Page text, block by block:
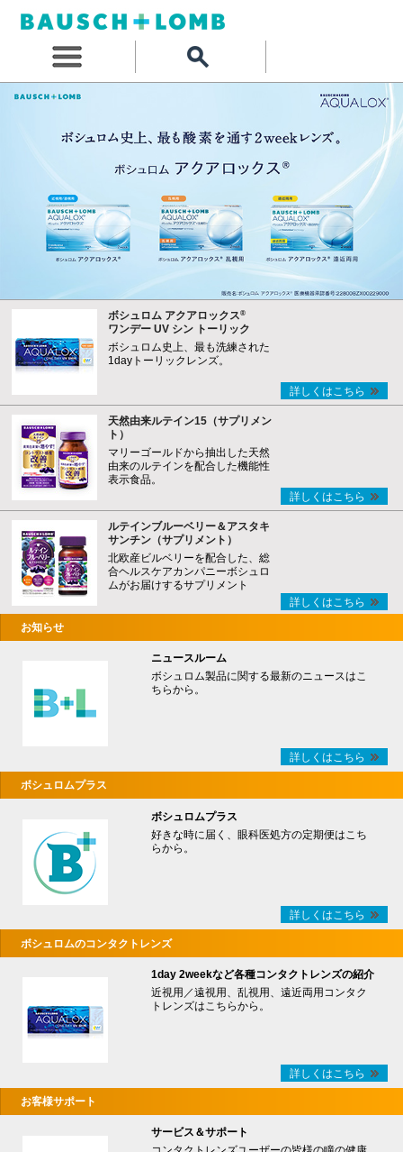
ボシュロム アクアロックス®
ワンデー UV シン トーリック
ボシュロム史上、最も洗練された
1dayトーリックレンズ。
詳しくはこちら
天然由来ルテイン15（サプリメン
ト）
マリーゴールドから抽出した天然
由来のルテインを配合した機能性
表示食品。
詳しくはこちら
ルテインブルーベリー＆アスタキ
サンチン（サプリメント）
北欧産ビルベリーを配合した、総
合ヘルスケアカンパニーボシュロ
ムがお届けするサプリメント
詳しくはこちら
お知らせ
ニュースルーム
ボシュロム製品に関する最新のニュースはこ
ちらから。
詳しくはこちら
ボシュロムプラス
ボシュロムプラス
好きな時に届く、眼科医処方の定期便はこち
らから。
詳しくはこちら
ボシュロムのコンタクトレンズ
1day 2weekなど各種コンタクトレンズの紹介
近視用／遠視用、乱視用、遠近両用コンタク
トレンズはこちらから。
詳しくはこちら
お客様サポート
サービス＆サポート